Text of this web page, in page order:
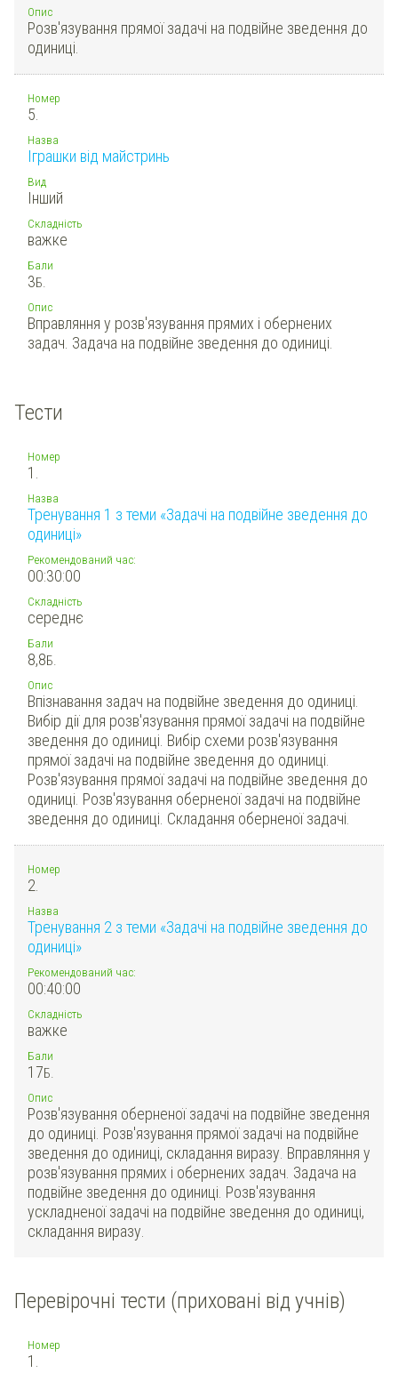
Опис
Розв'язування прямої задачі на подвійне зведення до
одиниці.
Номер
5.
Назва
Іграшки від майстринь
Вид
Інший
Складність
важке
Бали
3Б.
Опис
Вправляння у розв'язування прямих і обернених
задач. Задача на подвійне зведення до одиниці.
Тести
Номер
1.
Назва
Тренування 1 з теми «Задачі на подвійне зведення до
одиниці»
Рекомендований час:
00:30:00
Складність
середнє
Бали
8,8Б.
Опис
Впізнавання задач на подвійне зведення до одиниці.
Вибір дії для розв'язування прямої задачі на подвійне
зведення до одиниці. Вибір схеми розв'язування
прямої задачі на подвійне зведення до одиниці.
Розв'язування прямої задачі на подвійне зведення до
одиниці. Розв'язування оберненої задачі на подвійне
зведення до одиниці. Складання оберненої задачі.
Номер
2.
Назва
Тренування 2 з теми «Задачі на подвійне зведення до
одиниці»
Рекомендований час:
00:40:00
Складність
важке
Бали
17Б.
Опис
Розв'язування оберненої задачі на подвійне зведення
до одиниці. Розв'язування прямої задачі на подвійне
зведення до одиниці, складання виразу. Вправляння у
розв'язування прямих і обернених задач. Задача на
подвійне зведення до одиниці. Розв'язування
ускладненої задачі на подвійне зведення до одиниці,
складання виразу.
Перевірочні тести (приховані від учнів)
Номер
1.